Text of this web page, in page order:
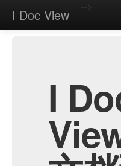
I Doc View
I